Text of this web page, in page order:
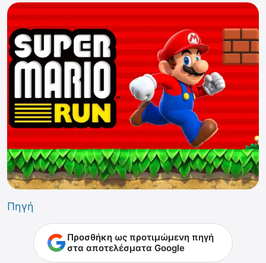
Πηγή
Προσθήκη ως προτιμώμενη πηγή
στα αποτελέσματα Google